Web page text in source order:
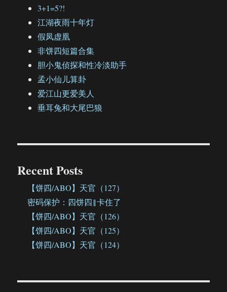
3+1=5?!
江湖夜雨十年灯
假凤虚凰
非饼四短篇合集
胆小鬼侦探和性冷淡助手
孟小仙儿算卦
爱江山更爱美人
垂耳兔和大尾巴狼
Recent Posts
【饼四/ABO】天官（127）
密码保护：四饼四‖卡住了
【饼四/ABO】天官（126）
【饼四/ABO】天官（125）
【饼四/ABO】天官（124）